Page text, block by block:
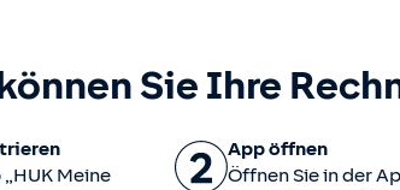
Sie Ihre
Meine
App öffnen
Öffnen Sie in der